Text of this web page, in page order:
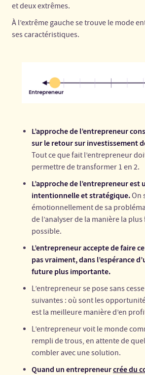
et deux extrêmes.
À l’extrême gauche se trouve le mode
ses caractéristiques.
L’approche de l’entrepreneur
sur le retour sur investissement
Tout ce que fait l’entrepreneur
permettre de transformer 1 en 2.
L’approche de l’entrepreneur est
intentionnelle et stratégique.On
émotionnellement de sa
de l’analyser de la manière la
possible.
L’entrepreneur accepte de faire
pas vraiment, dans l’espérance
future plus importante.
L’entrepreneur se pose sans
suivantes : où sont les
est la meilleure manière d’en
L’entrepreneur voit le monde
rempli de trous, en attente de
combler avec une solution.
Quand un entrepreneurcrée du